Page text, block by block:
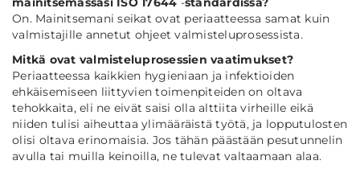
On. Mainitsemani seikat ovat periaatteessa samat kuin
valmistajille annetut ohjeet valmisteluprosessista.
Mitkä ovat valmisteluprosessien vaatimukset?
Periaatteessa kaikkien hygieniaan ja infektioiden
ehkäisemiseen liittyvien toimenpiteiden on oltava
tehokkaita, eli ne eivät saisi olla alttiita virheille eikä
niiden tulisi aiheuttaa ylimääräistä työtä, ja lopputulosten
olisi oltava erinomaisia. Jos tähän päästään pesutunnelin
avulla tai muilla keinoilla, ne tulevat valtaamaan alaa.